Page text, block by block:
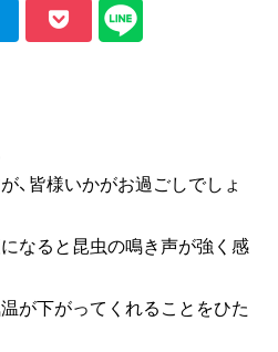
、皆様いかがお過ごしでしょ
なると昆虫の鳴き声が強く感
が下がってくれることをひた